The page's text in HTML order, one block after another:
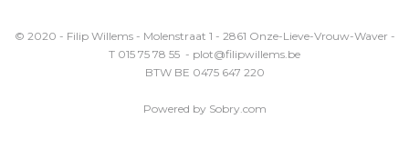
© 2020 - Filip Willems - Molenstraat 1 - 2861 Onze-Lieve-Vrouw-Waver -
T 015 75 78 55 - plot@filipwillems.be
BTW BE 0475 647 220
Powered by Sobry.com